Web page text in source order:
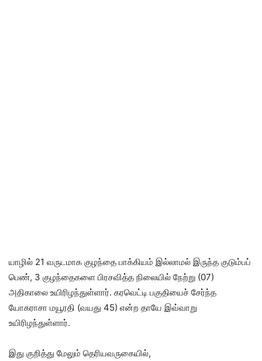
யாழில் 21 வருடமாக குழந்தை பாக்கியம் இல்லாமல் இருந்த குடும்பப்
பெண், 3 குழந்தைகளை பிரசவித்த நிலையில் நேற்று (07)
அதிகாலை உயிரிழந்துள்ளார். கரவெட்டி பகுதியைச் சேர்ந்த
யோகராசா மயூரதி (வயது 45) என்ற தாயே இவ்வாறு
உயிரிழந்துள்ளார்.
இது குறித்து மேலும் தெரியவருகையில்,